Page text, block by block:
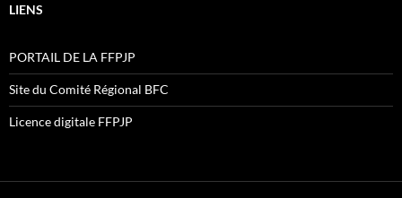
LIENS
PORTAIL DE LA FFPJP
Site du Comité Régional BFC
Licence digitale FFPJP